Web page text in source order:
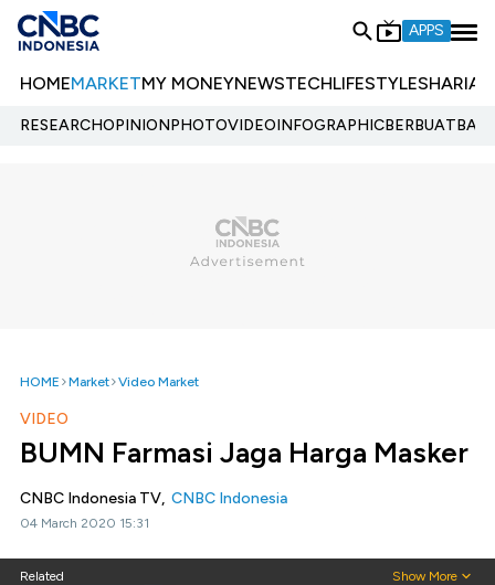
APPS
HOMEMARKETMY MONEYNEWSTECHLIFESTYLESHARIA
RESEARCHOPINIONPHOTOVIDEOINFOGRAPHIC
HOME Market Video Market
VIDEO
BUMN Farmasi Jaga Harga Masker
CNBC Indonesia TV, CNBC Indonesia
04 March 2020 15:31
Related Show More